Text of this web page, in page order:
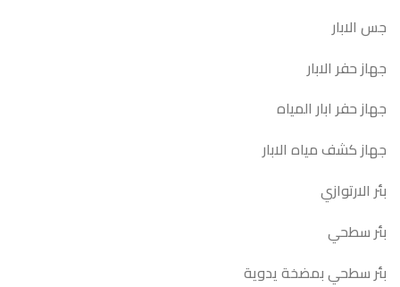
جس الابار
جهاز حفر الابار
جهاز حفر ابار المياه
جهاز كشف مياه الابار
بئر الارتوازي
بئر سطحي
بئر سطحي بمضخة يدوية